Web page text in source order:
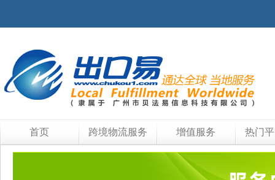
首页 跨境物流服务 增值服务 热门